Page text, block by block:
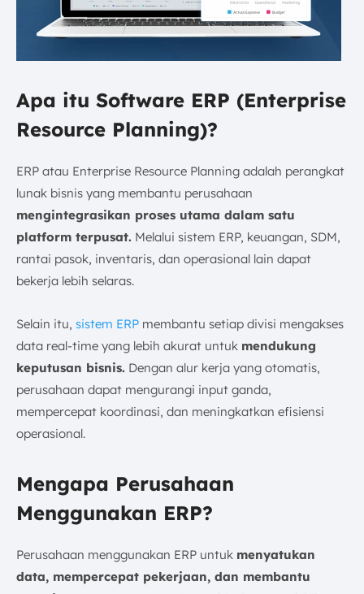
Apa itu Software ERP (Enterprise
Resource Planning)?
ERP atau Enterprise Resource Planning adalah perangkat
lunak bisnis yang membantu perusahaan
mengintegrasikan proses utama dalam satu
platform terpusat. Melalui sistem ERP, keuangan, SDM,
rantai pasok, inventaris, dan operasional lain dapat
bekerja lebih selaras.
Selain itu, sistem ERP membantu setiap divisi mengakses
data real-time yang lebih akurat untuk mendukung
keputusan bisnis. Dengan alur kerja yang otomatis,
perusahaan dapat mengurangi input ganda,
mempercepat koordinasi, dan meningkatkan efisiensi
operasional.
Mengapa Perusahaan
Menggunakan ERP?
Perusahaan menggunakan ERP untuk menyatukan
data, mempercepat pekerjaan, dan membantu